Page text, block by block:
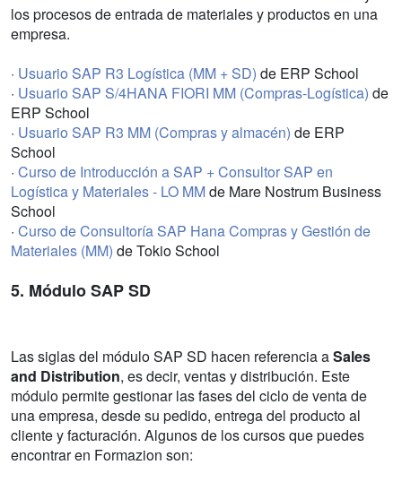
los procesos de entrada de materiales y productos en una
empresa.
· Usuario SAP R3 Logística (MM + SD) de ERP School
· Usuario SAP S/4HANA FIORI MM (Compras-Logística) de
ERP School
· Usuario SAP R3 MM (Compras y almacén) de ERP
School
· Curso de Introducción a SAP + Consultor SAP en
Logística y Materiales - LO MMde Mare Nostrum Business
School
· Curso de Consultoría SAP Hana Compras y Gestión de
Materiales (MM) de Tokio School
5. Módulo SAP SD
Las siglas del módulo SAP SD hacen referencia aSales
and Distribution, es decir, ventas y distribución. Este
módulo permite gestionar las fases del ciclo de venta de
una empresa, desde su pedido, entrega del producto al
cliente y facturación. Algunos de los cursos que puedes
encontrar en Formazion son: